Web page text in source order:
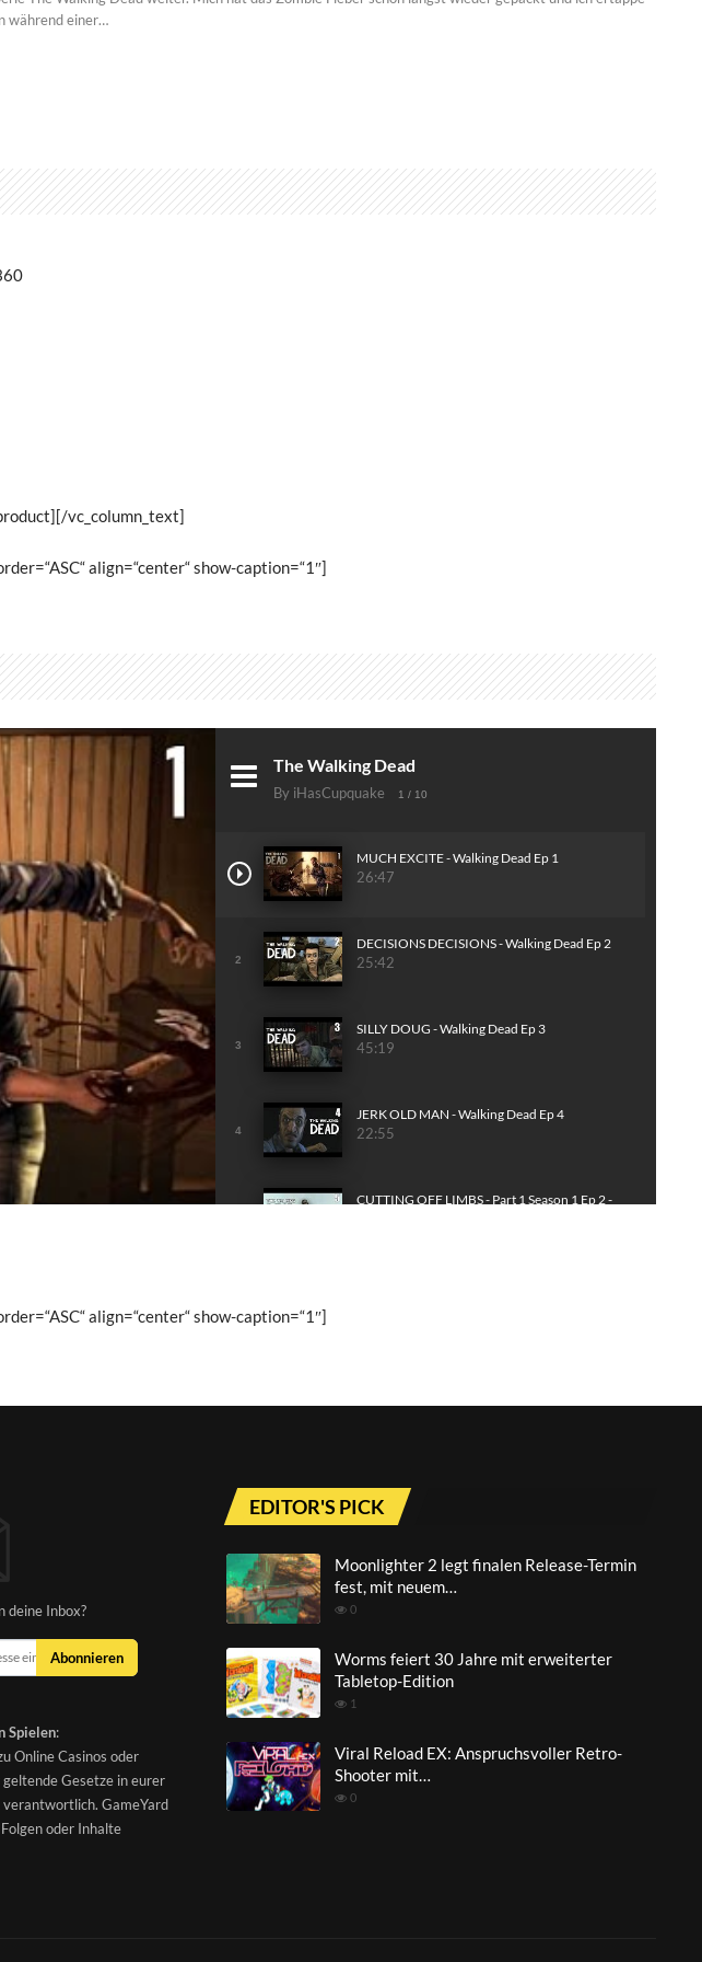
während einer…
vc_column_text]
align=“center“ show-caption=“1″]
The Walking Dead
By iHasCupquake 1 / 10
MUCH EXCITE - Walking Dead Ep 1
26:47
2
DECISIONS DECISIONS - Walking Dead Ep 2
25:42
3
SILLY DOUG - Walking Dead Ep 3
45:19
4
JERK OLD MAN - Walking Dead Ep 4
22:55
CUTTING OFF LIMBS - Part 1 Season 1 Ep 2 -
37:45
9
S1
45:33
align=“center“ show-caption=“1″]
deine Inbox?
Abonnieren
Spielen:
Online Casinos oder
Gesetze in eurer
verantwortlich. GameYard
oder Inhalte
EDITOR'S PICK
Moonlighter 2 legt finalen Release-Termin
fest, mit neuem…
0
Worms feiert 30 Jahre mit erweiterter
Tabletop-Edition
1
Viral Reload EX: Anspruchsvoller Retro-
Shooter mit…
0